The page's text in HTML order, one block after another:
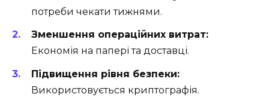
потреби чекати тижнями.
Зменшення операційних витрат:
Економія на папері та доставці.
Підвищення рівня безпеки:
Використовується криптографія.